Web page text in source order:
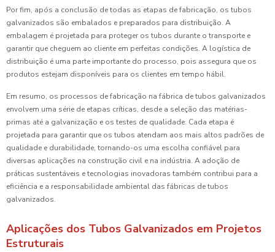
Por fim, após a conclusão de todas as etapas de fabricação, os tubos
galvanizados são embalados e preparados para distribuição. A
embalagem é projetada para proteger os tubos durante o transporte e
garantir que cheguem ao cliente em perfeitas condições. A logística de
distribuição é uma parte importante do processo, pois assegura que os
produtos estejam disponíveis para os clientes em tempo hábil.
Em resumo, os processos de fabricação na fábrica de tubos galvanizados
envolvem uma série de etapas críticas, desde a seleção das matérias-
primas até a galvanização e os testes de qualidade. Cada etapa é
projetada para garantir que os tubos atendam aos mais altos padrões de
qualidade e durabilidade, tornando-os uma escolha confiável para
diversas aplicações na construção civil e na indústria. A adoção de
práticas sustentáveis e tecnologias inovadoras também contribui para a
eficiência e a responsabilidade ambiental das fábricas de tubos
galvanizados.
Aplicações dos Tubos Galvanizados em Projetos
Estruturais